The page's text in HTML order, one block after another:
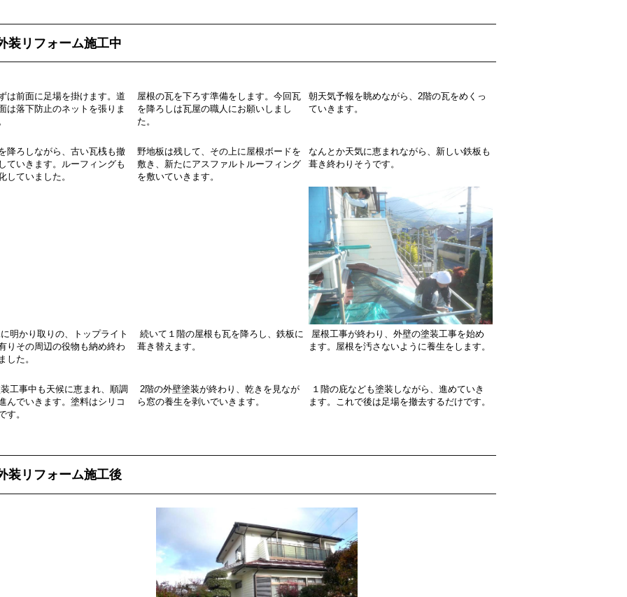
装リフォーム施工中
は前面に足場を掛けます。道
は落下防止のネットを張りま
屋根の瓦を下ろす準備をします。今回瓦
を降ろしは瓦屋の職人にお願いしまし
た。
朝天気予報を眺めながら、2階の瓦をめくっ
ていきます。
降ろしながら、古い瓦桟も撤
ていきます。ルーフィングも
していました。
野地板は残して、その上に屋根ボードを
敷き、新たにアスファルトルーフィング
を敷いていきます。
なんとか天気に恵まれながら、新しい鉄板も
葺き終わりそうです。
明かり取りの、トップライト
りその周辺の役物も納め終わ
した。
続いて１階の屋根も瓦を降ろし、鉄板に
葺き替えます。
屋根工事が終わり、外壁の塗装工事を始め
ます。屋根を汚さないように養生をします。
工事中も天候に恵まれ、順調
んでいきます。塗料はシリコ
す。
2階の外壁塗装が終わり、乾きを見なが
ら窓の養生を剥いでいきます。
１階の庇なども塗装しながら、進めていき
ます。これで後は足場を撤去するだけです。
装リフォーム施工後